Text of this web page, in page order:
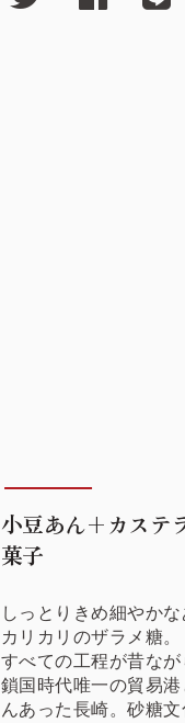
小豆あん+カステ
菓子
しっとりきめ細やか
カリカリのザラメ糖。
すべての工程が昔なが
鎖国時代唯一の貿易
んあった長崎。砂糖